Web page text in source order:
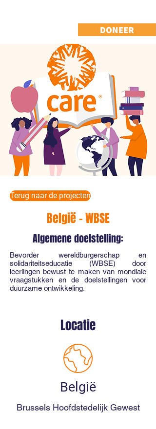
DONEER
Terug naar de projecten
België - WBSE
Algemene doelstelling:
Bevorder wereldburgerschap en
solidariteitseducatie (WBSE) door
leerlingen bewust te maken van mondiale
vraagstukken en de doelstellingen voor
duurzame ontwikkeling.
Locatie
België
Brussels Hoofdstedelijk Gewest